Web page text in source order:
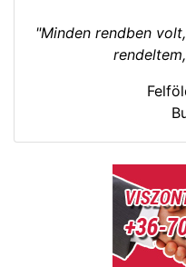
"Minden rendben